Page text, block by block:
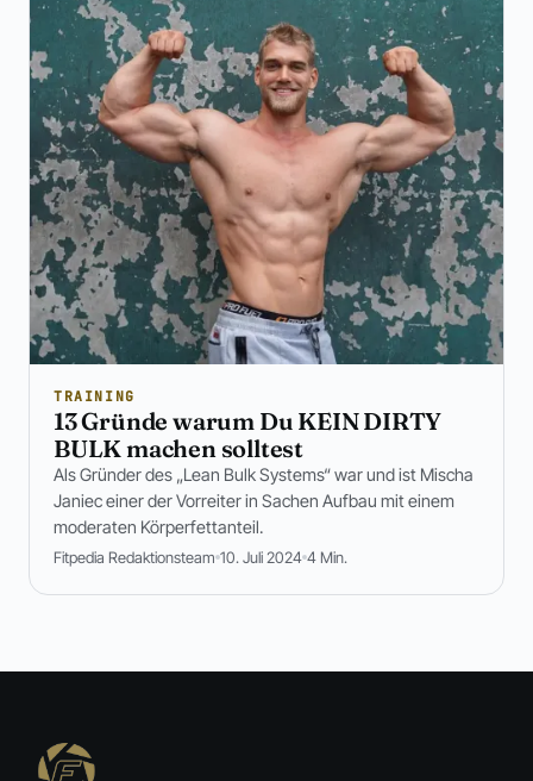
TRAINING
13 Gründe warum Du KEIN DIRTY
BULK machen solltest
Als Gründer des „Lean Bulk Systems“ war und ist Mischa
Janiec einer der Vorreiter in Sachen Aufbau mit einem
moderaten Körperfettanteil.
Fitpedia Redaktionsteam 10. Juli 2024 4 Min.